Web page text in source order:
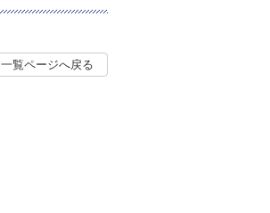
一覧ページへ戻る